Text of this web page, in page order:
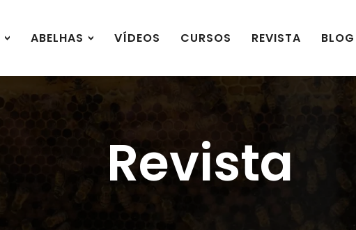
ABELHAS VÍDEOS CURSOS REVISTA BLOG
Revista